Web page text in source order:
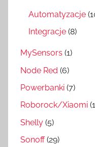
Automatyzacje
Integracje (8)
MySensors (1)
Node Red (6)
Powerbanki (7)
Roborock/Xiaomi
Shelly (5)
Sonoff(29)